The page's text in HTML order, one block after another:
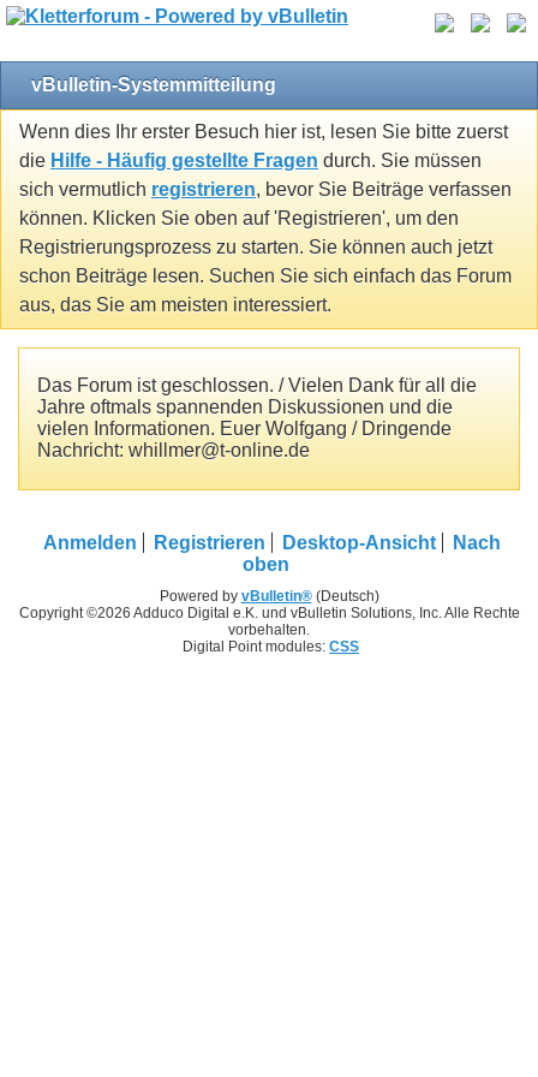
vBulletin-Systemmitteilung
Wenn dies Ihr erster Besuch hier ist, lesen Sie bitte zuerst
die Hilfe - Häufig gestellte Fragen durch. Sie müssen
sich vermutlich registrieren, bevor Sie Beiträge verfassen
können. Klicken Sie oben auf 'Registrieren', um den
Registrierungsprozess zu starten. Sie können auch jetzt
schon Beiträge lesen. Suchen Sie sich einfach das Forum
aus, das Sie am meisten interessiert.
Das Forum ist geschlossen. / Vielen Dank für all die
Jahre oftmals spannenden Diskussionen und die
vielen Informationen. Euer Wolfgang / Dringende
Nachricht: whillmer@t-online.de
Anmelden Registrieren Desktop-Ansicht
Nach
oben
Powered by vBulletin®(Deutsch)
Copyright ©2026 Adduco Digital e.K. und vBulletin Solutions, Inc. Alle Rechte
vorbehalten.
Digital Point modules: CSS